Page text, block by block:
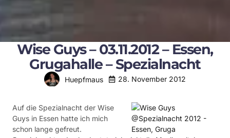
Wise Guys – 03.11.2012 – Essen,
Grugahalle – Spezialnacht
Huepfmaus 28. November 2012
Auf die Spezialnacht der Wise
Guys in Essen hatte ich mich
schon lange gefreut.